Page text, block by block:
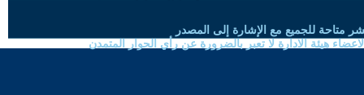
متاحة للجميع مع الإشارة إلى المصدر
هيئة الادارة لا تعبر بالضرورة عن رأي الحوار المتمدن